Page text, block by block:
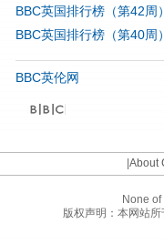
BBC英国排行榜（第42周）
BBC英国排行榜（第40周）
BBC英伦网